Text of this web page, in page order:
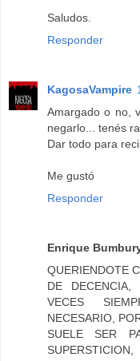
Saludos.
Responder
KagosaVampire
Amargado o no,
negarlo... tenés
Dar todo para
Me gustó
Responder
Enrique
QUERIENDOTE
DE DECENCIA,
VECES
NECESARIO,
SUELE SER